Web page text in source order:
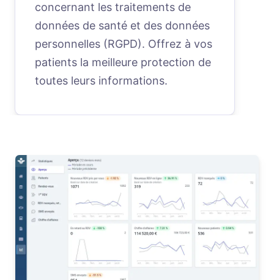
concernant les traitements de
données de santé et des données
personnelles (RGPD). Offrez à vos
patients la meilleure protection de
toutes leurs informations.